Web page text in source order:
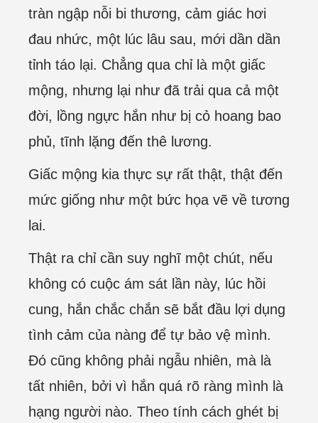
tràn ngập nỗi bi thương, cảm giác hơi
đau nhức, một lúc lâu sau, mới dần dần
tỉnh táo lại. Chẳng qua chỉ là một giấc
mộng, nhưng lại như đã trải qua cả một
đời, lồng ngực hắn như bị cỏ hoang bao
phủ, tĩnh lặng đến thê lương.
Giấc mộng kia thực sự rất thật, thật đến
mức giống như một bức họa vẽ về tương
lai.
Thật ra chỉ cần suy nghĩ một chút, nếu
không có cuộc ám sát lần này, lúc hồi
cung, hắn chắc chắn sẽ bắt đầu lợi dụng
tình cảm của nàng để tự bảo vệ mình.
Đó cũng không phải ngẫu nhiên, mà là
tất nhiên, bởi vì hắn quá rõ ràng mình là
hạng người nào. Theo tính cách ghét bị